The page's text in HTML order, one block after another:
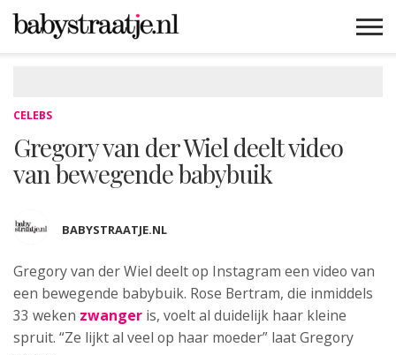
CELEBS
Gregory van der Wiel deelt video
van bewegende babybuik
BABYSTRAATJE.NL
Gregory van der Wiel deelt op Instagram een video van
een bewegende babybuik. Rose Bertram, die inmiddels
33 weken zwanger is, voelt al duidelijk haar kleine
spruit. “Ze lijkt al veel op haar moeder” laat Gregory